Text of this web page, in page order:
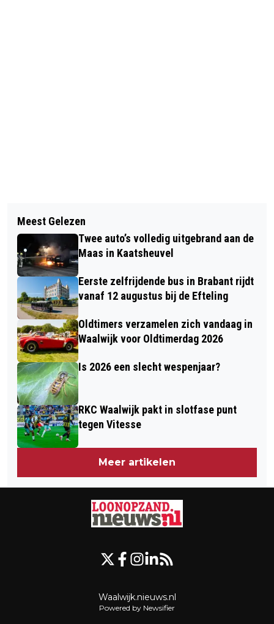
ZWAAR ILLEGAAL VUURWERK IN
BESLAG GENOMEN IN WAALWIJK
GEMEENTE AAN DE SLAG MET
VERNIEUWD PLAN VOOR DE WETERING
Meest Gelezen
Twee auto’s volledig uitgebrand aan de
Maas in Kaatsheuvel
Eerste zelfrijdende bus in Brabant rijdt
vanaf 12 augustus bij de Efteling
Oldtimers verzamelen zich vandaag in
Waalwijk voor Oldtimerdag 2026
Is 2026 een slecht wespenjaar?
RKC Waalwijk pakt in slotfase punt
tegen Vitesse
Meer artikelen
Waalwijk.nieuws.nl
Powered by Newsifier